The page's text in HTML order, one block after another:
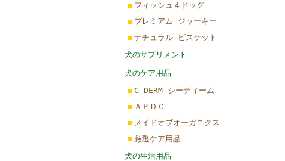
フィッシュ４ドッグ
プレミアム ジャーキー
ナチュラル ビスケット
犬のサプリメント
犬のケア用品
C-DERM シーディーム
ＡＰＤＣ
メイドオブオーガニクス
厳選ケア用品
犬の生活用品